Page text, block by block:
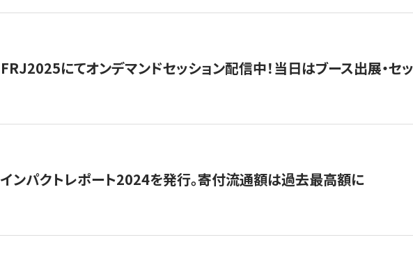
FRJ2025にてオンデマンドセッション配信中！当日はブース出展・セ
インパクトレポート2024を発行。寄付流通額は過去最高額に